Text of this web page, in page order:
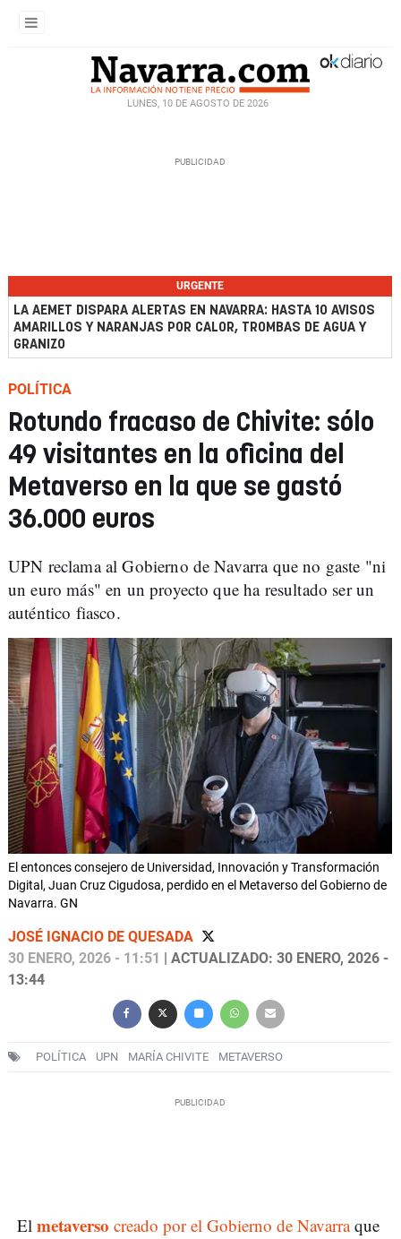
LUNES, 10 DE AGOSTO DE 2026
URGENTE
LA AEMET DISPARA ALERTAS EN NAVARRA: HASTA 10 AVISOS
AMARILLOS Y NARANJAS POR CALOR, TROMBAS DE AGUA Y
GRANIZO
POLÍTICA
Rotundo fracaso de Chivite: sólo
49 visitantes en la oficina del
Metaverso en la que se gastó
36.000 euros
UPN reclama al Gobierno de Navarra que no gaste "ni
un euro más" en un proyecto que ha resultado ser un
auténtico fiasco.
El entonces consejero de Universidad, Innovación y Transformación
Digital, Juan Cruz Cigudosa, perdido en el Metaverso del Gobierno de
Navarra. GN
JOSÉ IGNACIO DE QUESADA
30 ENERO, 2026 - 11:51
| ACTUALIZADO: 30 ENERO, 2026 -
13:44
POLÍTICA UPN MARÍA CHIVITE METAVERSO
El metaverso creado por el Gobierno de Navarraque